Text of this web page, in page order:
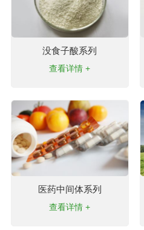
没食子酸系列
查看详情 +
医药中间体系列
查看详情 +